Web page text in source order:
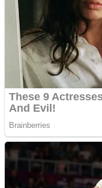
Advertisements